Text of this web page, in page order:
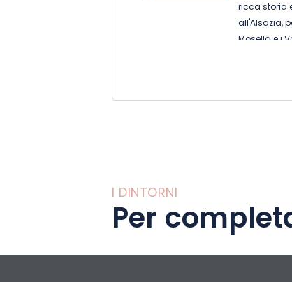
ricca storia
all'Alsazia,
Mosella e i
I DINTORNI
Per